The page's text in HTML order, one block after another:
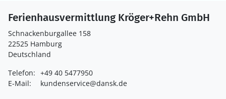
Ferienhausvermittlung Kröger+Rehn GmbH
Schnackenburgallee 158
22525 Hamburg
Deutschland
Telefon: +49 40 5477950
E-Mail:
kundenservice@dansk.de